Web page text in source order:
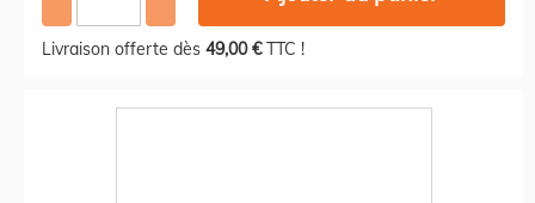
Livraison offerte dès 49,00 €TTC !